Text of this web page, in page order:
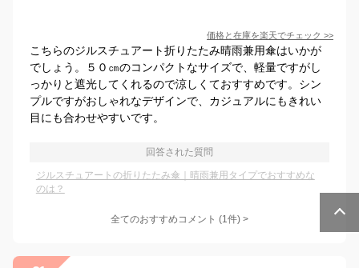
価格と在庫を楽天でチェック >>
こちらのジルスチュアート折りたたみ晴雨兼用傘はいかが
でしょう。５０㎝のコンパクトなサイズで、軽量ですがし
っかりと遮光してくれるので涼しくておすすめです。シン
プルですがおしゃれなデザインで、カジュアルにもきれい
目にも合わせやすいです。
回答された質問
ジルスチュアートの折りたたみ傘｜晴雨兼用タイプでおすすめな
のは？
全てのおすすめコメント (1件) >